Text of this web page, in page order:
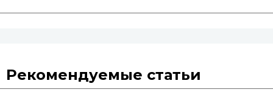
Рекомендуемые статьи